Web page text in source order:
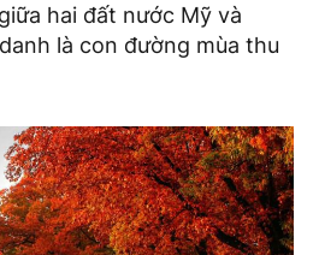
hai đất nước Mỹ và
là con đường mùa thu